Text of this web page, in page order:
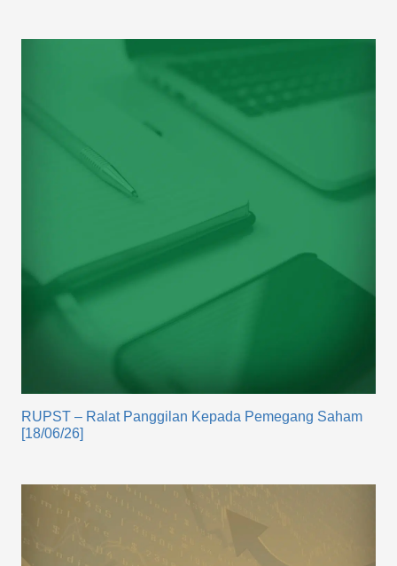
RUPST – Ralat Panggilan Kepada Pemegang Saham
[18/06/26]